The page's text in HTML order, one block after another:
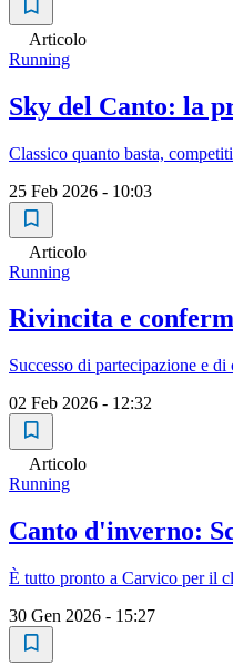
Articolo
Running
Sky del Canto: la
Classico quanto basta,
25 Feb 2026 - 10:03
Articolo
Running
Rivincita e
Successo di partecipazione e
02 Feb 2026 - 12:32
Articolo
Running
Canto d'inverno:
È tutto pronto a Carvico per il
30 Gen 2026 - 15:27